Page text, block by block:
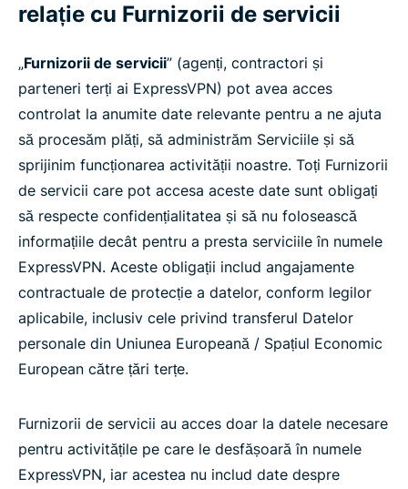
relație cu Furnizorii de servicii
„Furnizorii de servicii” (agenți, contractori și
parteneri terți ai ExpressVPN) pot avea acces
controlat la anumite date relevante pentru a ne ajuta
să procesăm plăți, să administrăm Serviciile și să
sprijinim funcționarea activității noastre. Toți Furnizorii
de servicii care pot accesa aceste date sunt obligați
să respecte confidențialitatea și să nu folosească
informațiile decât pentru a presta serviciile în numele
ExpressVPN. Aceste obligații includ angajamente
contractuale de protecție a datelor, conform legilor
aplicabile, inclusiv cele privind transferul Datelor
personale din Uniunea Europeană / Spațiul Economic
European către țări terțe.
Furnizorii de servicii au acces doar la datele necesare
pentru activitățile pe care le desfășoară în numele
ExpressVPN, iar acestea nu includ date despre